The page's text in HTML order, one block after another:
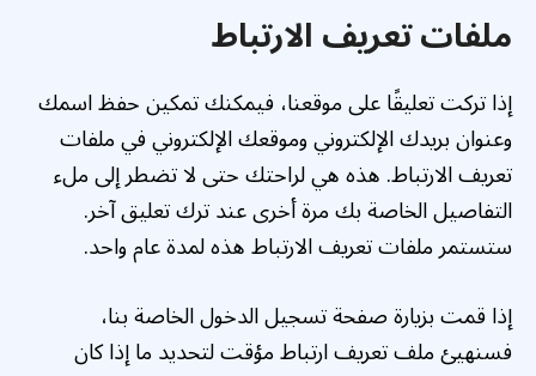
ملفات تعريف الارتباط
إذا تركت تعليقًا على موقعنا، فيمكنك تمكين حفظ اسمك
وعنوان بريدك الإلكتروني وموقعك الإلكتروني في ملفات
تعريف الارتباط. هذه هي لراحتك حتى لا تضطر إلى ملء
التفاصيل الخاصة بك مرة أخرى عند ترك تعليق آخر.
ستستمر ملفات تعريف الارتباط هذه لمدة عام واحد.
إذا قمت بزيارة صفحة تسجيل الدخول الخاصة بنا،
فسنهيئ ملف تعريف ارتباط مؤقت لتحديد ما إذا كان